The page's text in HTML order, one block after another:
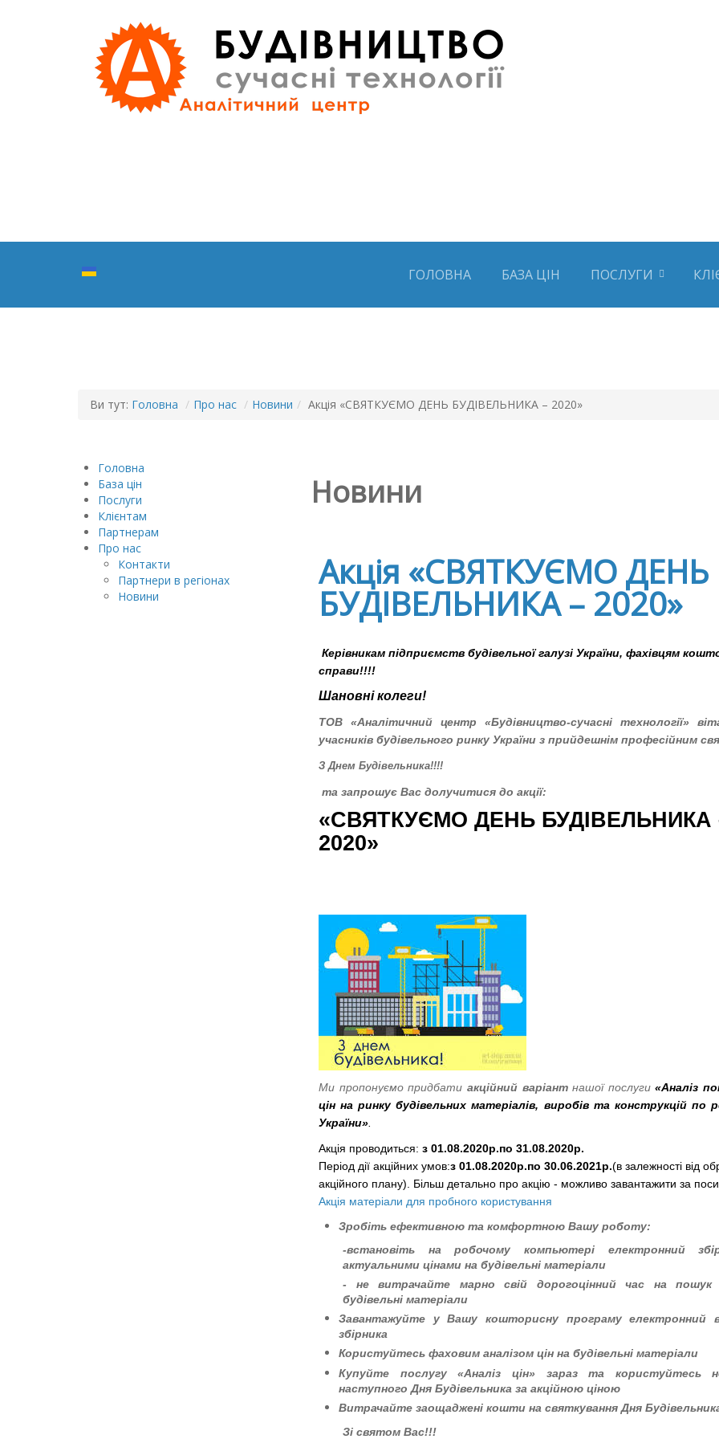
ГОЛОВНА БАЗА ЦІН ПОСЛУГИ
Ви тут: Головна / Про нас / Новини / Акція «СВЯТКУЄМО ДЕНЬ БУДІВЕЛЬНИКА – 2020»
Новини
Акція «СВЯТКУЄМО ДЕНЬ
БУДІВЕЛЬНИКА – 2020»
Керівникам підприємств будівельної галузі України, фахівцям
справи!!!!
Шановні колеги!
ТОВ «Аналітичний центр «Будівництво-сучасні технології»
учасників будівельного ринку України з прийдешнім професійним
З Днем Будівельника!!!!
та запрошує Вас долучитися до акції:
«СВЯТКУЄМО ДЕНЬ БУДІВЕЛЬНИКА
2020»
Ми пропонуємо придбати акційний варіантнашої послуги«Аналіз
цін на ринку будівельних матеріалів, виробів та конструкцій по
України»
Акція проводиться: з 01.08.2020р.по 31.08.2020р.
Період дії акційних умов:з 01.08.2020р.по 30.06.2021р.(в залежності від
акційного плану) . Більш детально про акцію - можливо завантажити за
Акція матеріали для пробного користування
Зробіть ефективною та комфортною Вашу роботу:
-встановіть на робочому компьютері електронний
актуальними цінами на будівельні матеріали
- не витрачайте марно свій дорогоцінний час на пошук
будівельні матеріали
Завантажуйте уВашу кошторисну програму електронний
збірника
Користуйтесь фаховим аналізом цін на будівельні матеріали
Купуйте послугу «Аналіз цін» зараз та користуйтесь
наступного Дня Будівельника за акційною ціною
Витрачайте заощаджені кошти на святкування Дня
Зі святом Вас!!!
Головна
База цін
Послуги
Клієнтам
Партнерам
Про нас
Контакти
Партнери в регіонах
Новини